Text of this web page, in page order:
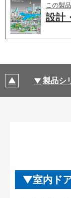
この製
設計
製品シ
室内ド